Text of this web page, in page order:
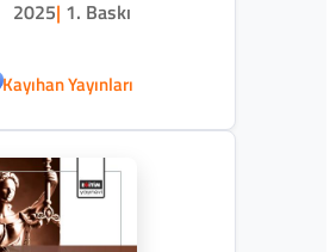
2025| 1. Baskı
Kayıhan Yayınları